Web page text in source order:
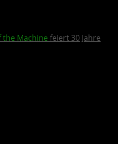
the Machine feiert 30 Jahre